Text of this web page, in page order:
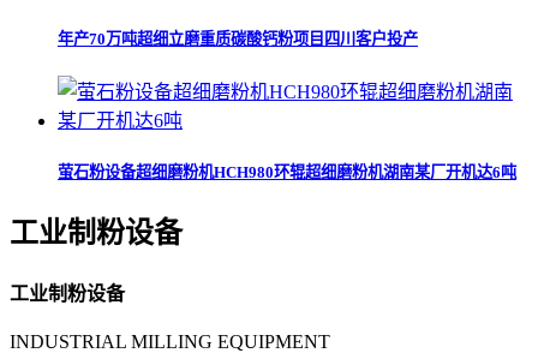
年产70万吨超细立磨重质碳酸钙粉项目四川客户投产
萤石粉设备超细磨粉机HCH980环辊超细磨粉机湖南某厂开机达6吨
工业制粉设备
工业制粉设备
INDUSTRIAL MILLING EQUIPMENT